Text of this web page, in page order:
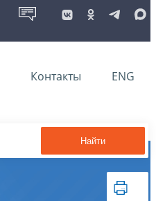
Контакты ENG
Найти